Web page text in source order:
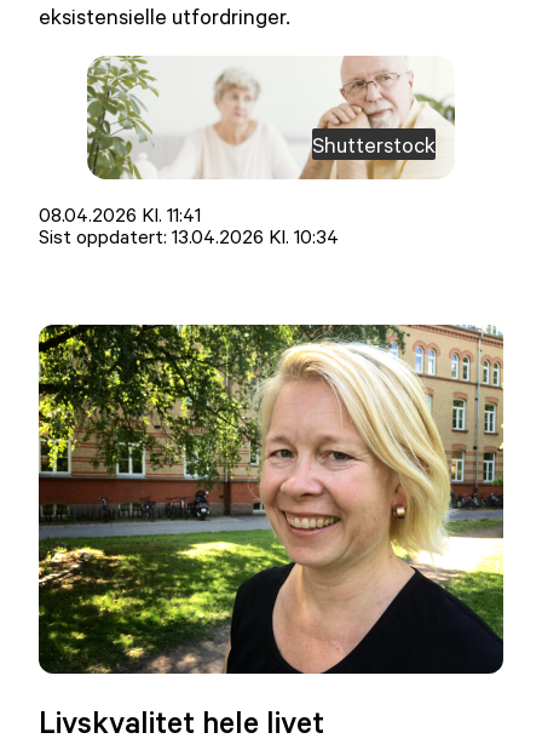
eksistensielle utfordringer.
Shutterstock
Lagt
ut
08.04.2026 Kl. 11:41
Sist oppdatert: 13.04.2026 Kl. 10:34
Livskvalitet hele livet